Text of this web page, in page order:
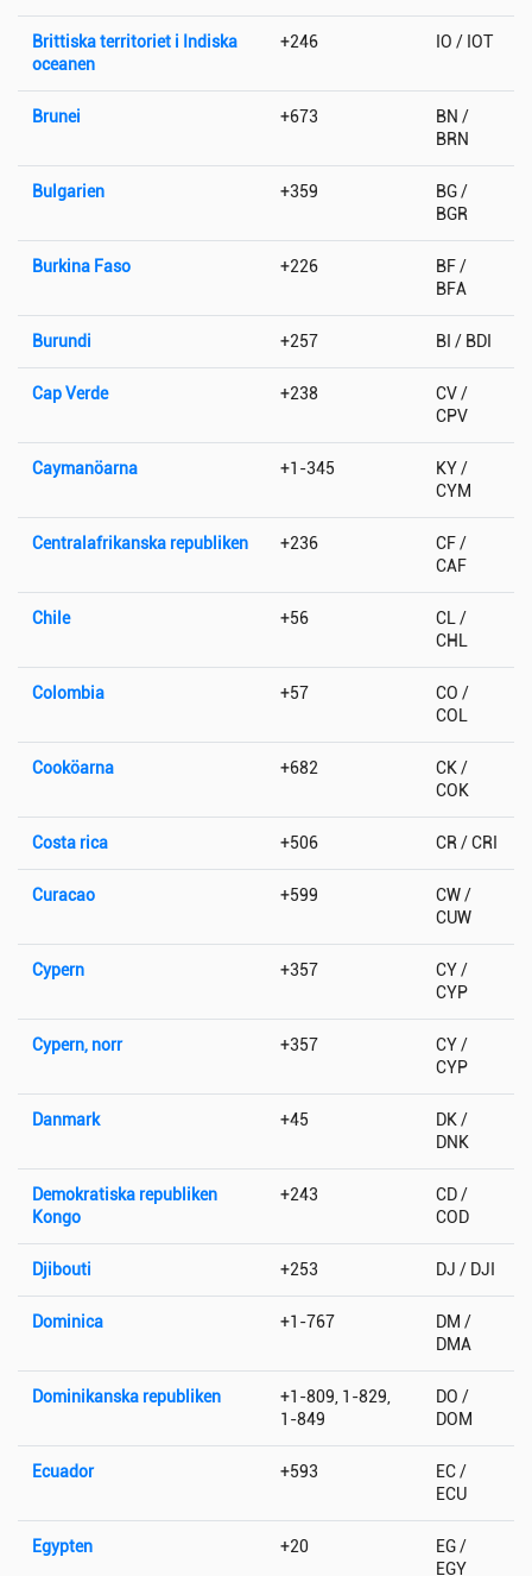
Brittiska territoriet i Indiska
oceanen
+246 IO / IOT
Brunei +673
BN /
BRN
Bulgarien +359
BG /
BGR
Burkina Faso +226
BF /
BFA
Burundi +257 BI / BDI
Cap Verde +238
CV /
CPV
Caymanöarna +1-345
KY /
CYM
Centralafrikanska republiken +236
CF /
CAF
Chile +56
CL /
CHL
Colombia +57
CO /
COL
Cooköarna +682
CK /
COK
Costa rica +506 CR / CRI
Curacao +599
CW /
CUW
Cypern +357
CY /
CYP
Cypern, norr +357
CY /
CYP
Danmark +45
DK /
DNK
Demokratiska republiken
Kongo
+243
CD /
COD
Djibouti +253 DJ / DJI
Dominica +1-767
DM /
DMA
Dominikanska republiken
+1-809, 1-829,
1-849
DO /
DOM
Ecuador +593
EC /
ECU
Egypten +20
EG /
EGY